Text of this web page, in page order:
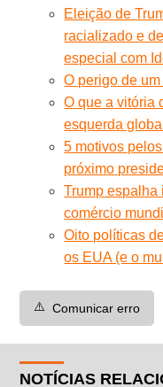
Eleição de
racializado e
especial com
O perigo de um
O que a vitória
esquerda global
5 motivos
próximo
Trump espalha
comércio
Oito políticas
os EUA (e o
⚠️ Comunicar erro
NOTÍCIAS